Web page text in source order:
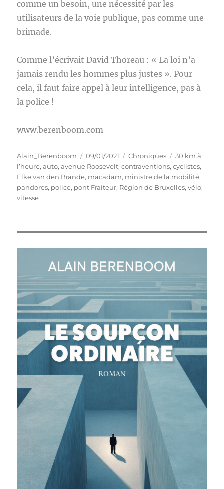
comme un besoin, une nécessité par les
utilisateurs de la voie publique, pas comme une
brimade.
Comme l’écrivait David Thoreau : « La loi n’a
jamais rendu les hommes plus justes ». Pour
cela, il faut faire appel à leur intelligence, pas à
la police !
www.berenboom.com
Auteur
Alain_Berenboom
Publié
le
09/01/2021 Catégories
Chroniques Étiquettes
30 km à
l’heure,auto,avenue Roosevelt,contraventions,cyclistes,
Elke van den Brande, macadam, ministre de la mobilité,
pandores, police, pont Fraiteur, Région de Bruxelles,vélo,
vitesse